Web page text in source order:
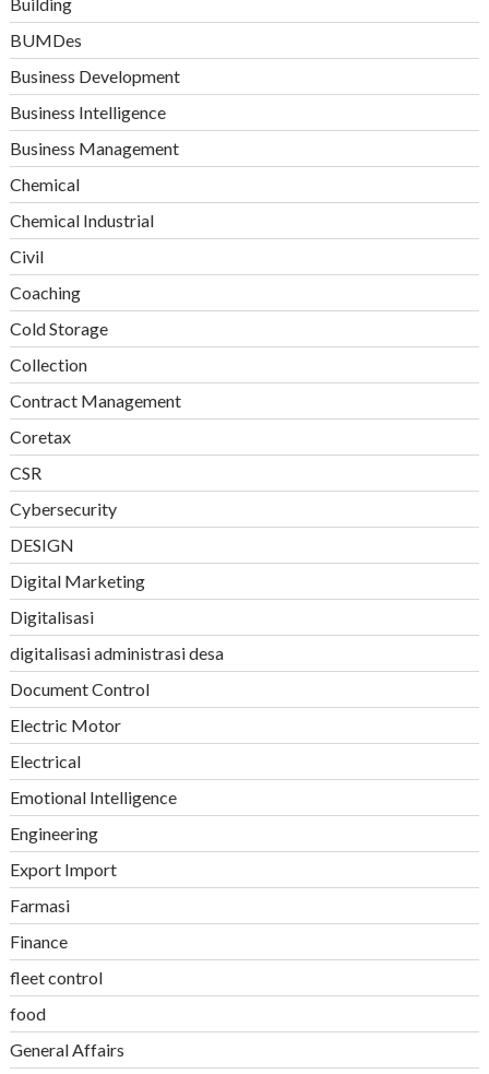
BUMDes
Business Development
Business Intelligence
Business Management
Chemical
Chemical Industrial
Civil
Coaching
Cold Storage
Collection
Contract Management
Coretax
CSR
Cybersecurity
DESIGN
Digital Marketing
Digitalisasi
digitalisasi administrasi desa
Document Control
Electric Motor
Electrical
Emotional Intelligence
Engineering
Export Import
Farmasi
Finance
fleet control
food
General Affairs